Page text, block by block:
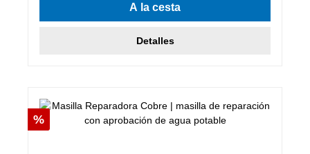
A la cesta
Detalles
Descuento
%